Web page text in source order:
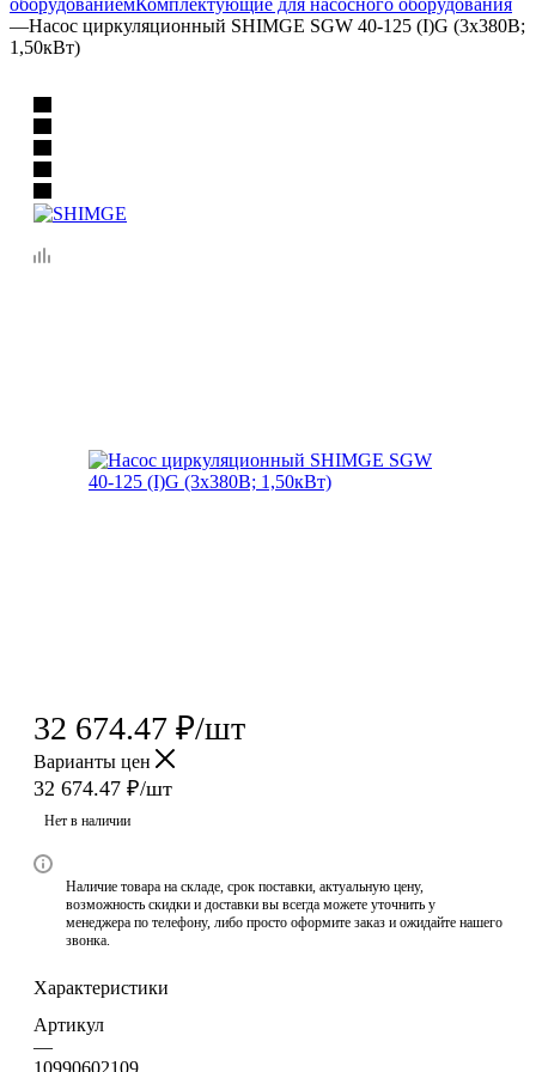
—Насос циркуляционный SHIMGE SGW 40-125 (I)G (3х380В;
1,50кВт)
32 674.47 ₽/шт
Варианты цен
32 674.47 ₽/шт
Нет в наличии
Наличие товара на складе, срок поставки, актуальную цену,
возможность скидки и доставки вы всегда можете уточнить у
менеджера по телефону, либо просто оформите заказ и ожидайте нашего
звонка.
Характеристики
Артикул
—
10990602109